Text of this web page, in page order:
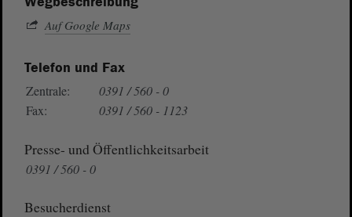
Auf Google Maps
Telefon und Fax
Zentrale:
0391 / 560 - 0
Fax:
0391 / 560 - 1123
Presse- und Öffentlichkeitsarbeit
0391 / 560 - 0
Besucherdienst